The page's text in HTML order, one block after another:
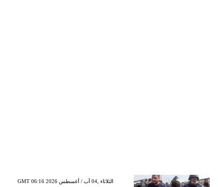
GMT 06:16 2026 الثلاثاء ,04 آب / أغسطس